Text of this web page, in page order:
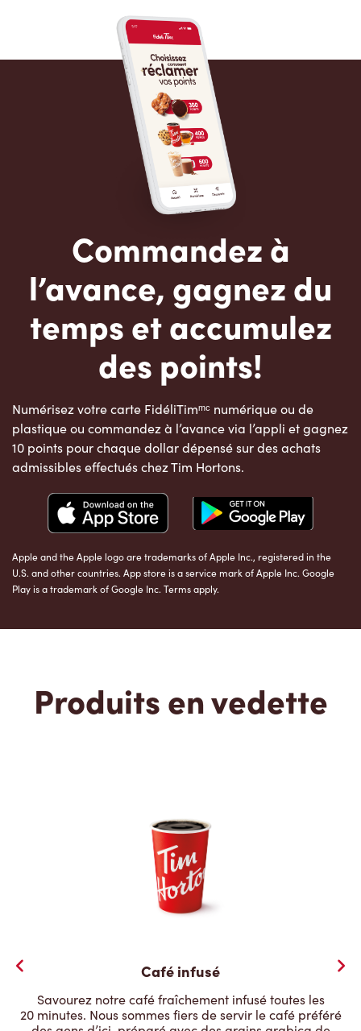
Commandez à
l’avance, gagnez du
temps et accumulez
des points!
Numérisez votre carte FidéliTimᵐᶜ numérique ou de
plastique ou commandez à l’avance via l’appli et gagnez
10 points pour chaque dollar dépensé sur des achats
admissibles effectués chez Tim Hortons.
Apple and the Apple logo are trademarks of Apple Inc., registered in the
U.S. and other countries. App store is a service mark of Apple Inc. Google
Play is a trademark of Google Inc. Terms apply.
Produits en vedette
Café infusé
Savourez notre café fraîchement infusé toutes les
20 minutes. Nous sommes fiers de servir le café préféré